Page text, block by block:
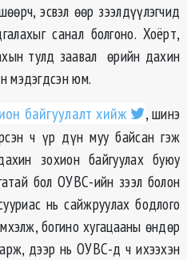
эсвэл өөр зээлдүүлэгчид
санал болгоно. Хоёрт,
тулд заавал өрийн дахин
мэдэгдсэн юм.
байгуулалт хийж
, шинэ
ч үр дүн муу байсан гэж
зохион байгуулах буюу
бол ОУВС-ийн зээл болон
нь сайжруулах бодлого
богино хугацааны өндөр
дээр нь ОУВС-д ч ихээхэн